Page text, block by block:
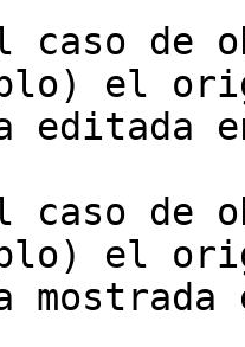
caso de
el
editada
caso
el